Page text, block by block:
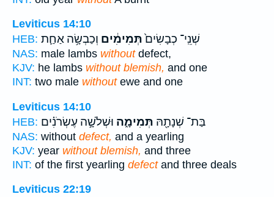
Leviticus 14:10
HEB:
שְׁנֵֽי־ כְבָשִׂים֙תְּמִימִ֔ים וְכַבְשָׂ֥ה אַחַ֛ת
NAS: male lambs withoutdefect,
KJV: he lambs without blemish, and one
INT: two male withoutewe and one
Leviticus 14:10
HEB:
בַּת־ שְׁנָתָ֖הּ תְּמִימָ֑ה וּשְׁלֹשָׁ֣ה עֶשְׂרֹנִ֗ים
NAS: without defect, and a yearling
KJV: year without blemish, and three
INT: of the first yearling defectand three deals
Leviticus 22:19